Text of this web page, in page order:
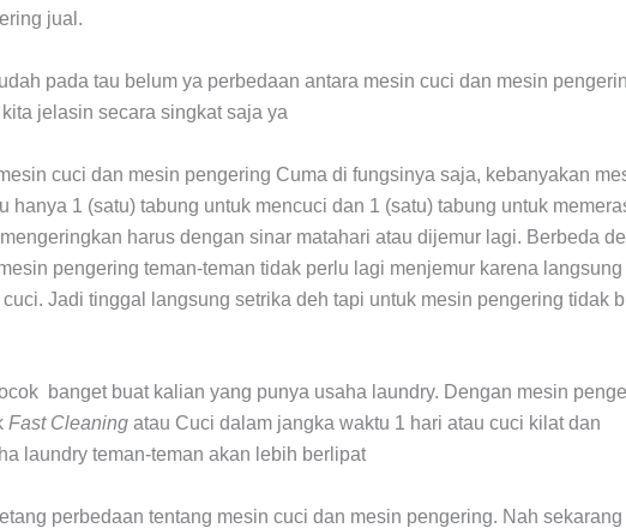
jual.
pada tau belum ya perbedaan antara mesin cuci dan mesin
jelasin secara singkat saja ya
cuci dan mesin pengering Cuma di fungsinya saja, kebanyakan
hanya 1 (satu) tabung untuk mencuci dan 1 (satu) tabung untuk
harus dengan sinar matahari atau dijemur lagi. Berbeda
pengering teman-teman tidak perlu lagi menjemur karena langsung
Jadi tinggal langsung setrika deh tapi untuk mesin pengering tidak
banget buat kalian yang punya usaha laundry. Dengan mesin
Fast Cleaning atau Cuci dalam jangka waktu 1 hari atau cuci kilat dan
laundry teman-teman akan lebih berlipat
perbedaan tentang mesin cuci dan mesin pengering. Nah